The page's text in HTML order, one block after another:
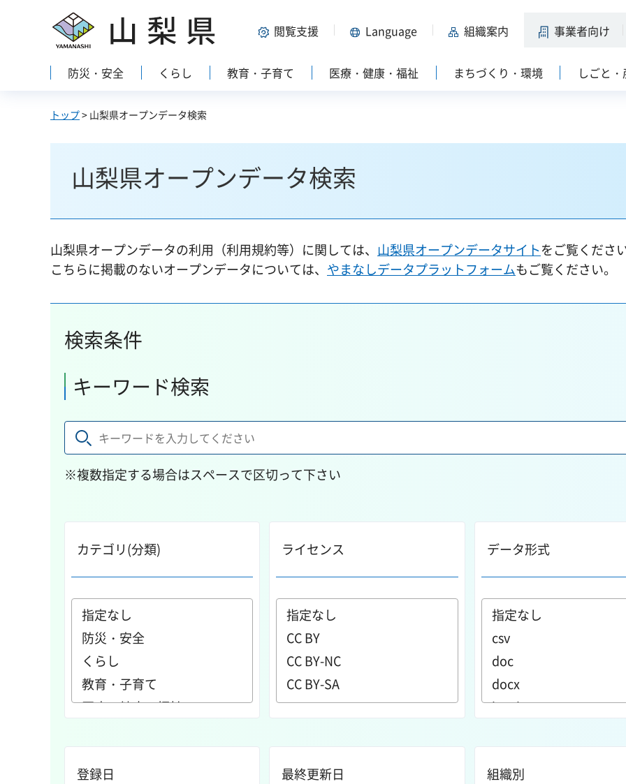
山梨県 閲覧支援 Language 組織案内 事業者向け
防災・安全 くらし 教育・子育て 医療・健康・福祉 まちづくり・環境 しごと
トップ> 山梨県オープンデータ検索
山梨県オープンデータ検索
山梨県オープンデータの利用（利用規約等）に関しては、 山梨県オープンデータサイトをご覧くださ
こちらに掲載のないオープンデータについては、 やまなしデータプラットフォームもご覧ください。
検索条件
キーワード検索
※複数指定する場合はスペースで区切って下さい
カテゴリ(分類) ライセンス データ形式
登録日 最終更新日 組織別